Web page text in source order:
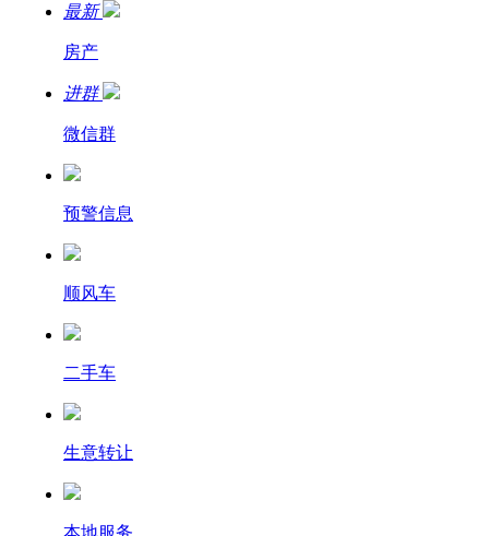
最新
房产
进群
微信群
预警信息
顺风车
二手车
生意转让
本地服务